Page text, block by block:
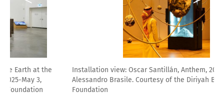
Installation view: Oscar Santillán, Anthem, 2026. Photo by
Alessandro Brasile. Courtesy of the Diriyah Biennale
Foundation